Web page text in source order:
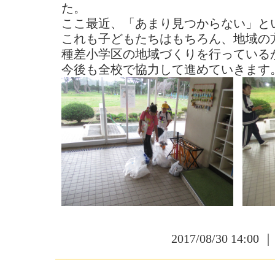
た。
ここ最近、「あまり見つからない」
これも子どもたちはもちろん、地域
種差小学区の地域づくりを行っている
今後も全校で協力して進めていきます
2017/08/30 14:00